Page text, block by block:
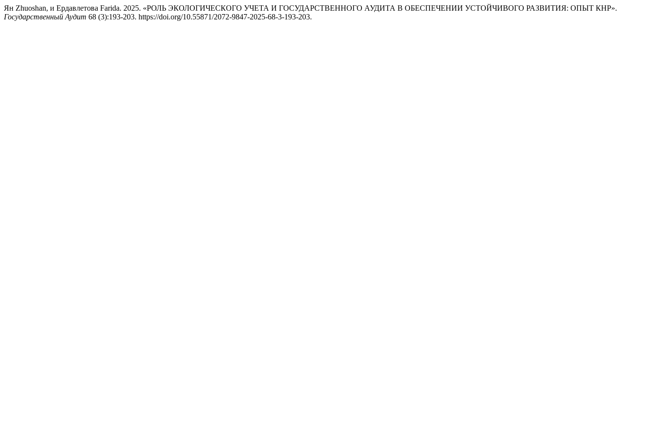
Ян Zhuoshan, и Ердавлетова Farida. 2025. «РОЛЬ ЭКОЛОГИЧЕСКОГО УЧЕТА И ГОСУДАРСТВЕННОГО АУДИТА В ОБЕСПЕЧЕНИИ УСТОЙЧИВОГО РАЗВИТИЯ: ОПЫТ КНР».
Государственный Аудит 68 (3):193-203. https://doi.org/10.55871/2072-9847-2025-68-3-193-203.